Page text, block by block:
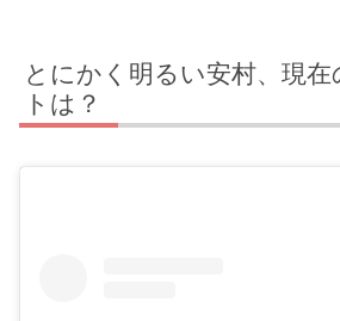
とにかく明るい安村、現
トは？